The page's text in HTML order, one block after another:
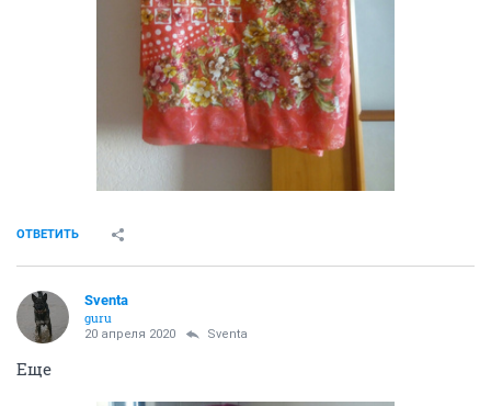
ОТВЕТИТЬ
Sventa
guru
20 апреля 2020 Sventa
Еще